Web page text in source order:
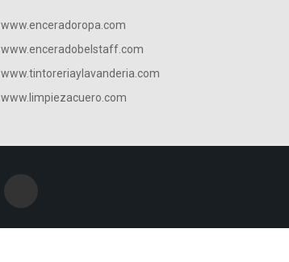
www.enceradoropa.com
www.enceradobelstaff.com
www.tintoreriaylavanderia.com
www.limpiezacuero.com